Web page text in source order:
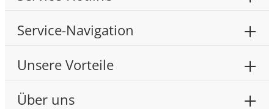
Service-Navigation
Unsere Vorteile
Über uns